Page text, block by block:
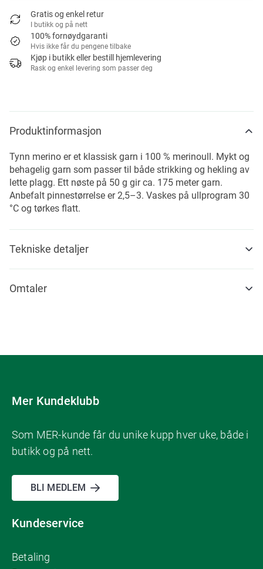
Gratis og enkel retur
I butikk og på nett
100% fornøydgaranti
Hvis ikke får du pengene tilbake
Kjøp i butikk eller bestill hjemlevering
Rask og enkel levering som passer deg
Produktinformasjon
Tynn merino er et klassisk garn i 100 % merinoull. Mykt og
behagelig garn som passer til både strikking og hekling av
lette plagg. Ett nøste på 50 g gir ca. 175 meter garn.
Anbefalt pinnestørrelse er 2,5–3. Vaskes på ullprogram 30
°C og tørkes flatt.
Tekniske detaljer
Omtaler
Mer Kundeklubb
Som MER-kunde får du unike kupp hver uke, både i
butikk og på nett.
BLI MEDLEM
Kundeservice
Betaling